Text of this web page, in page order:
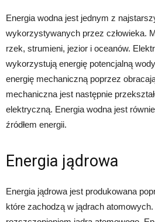
Energia wodna jest jednym z
wykorzystywanych przez człowieka.
rzek, strumieni, jezior i oceanów.
wykorzystują energię potencjalną
energię mechaniczną poprzez
mechaniczna jest następnie
elektryczną. Energia wodna jest
źródłem energii.
Energia jądrowa
Energia jądrowa jest produkowana
które zachodzą w jądrach